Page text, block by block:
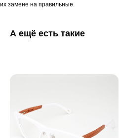
их замене на правильные.
А ещё есть такие